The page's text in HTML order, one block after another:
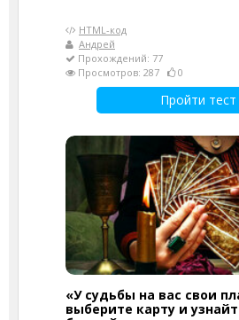
HTML-код
Андрей
Прохождений: 77
Просмотров: 287
0
Пройти тест
«У судьбы на вас свои
выберите карту и